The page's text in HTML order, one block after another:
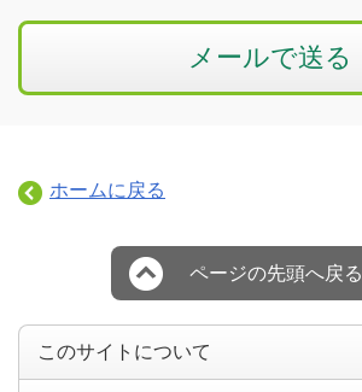
メールで送る
ホームに戻る
ページの先頭へ戻る
このサイトについて